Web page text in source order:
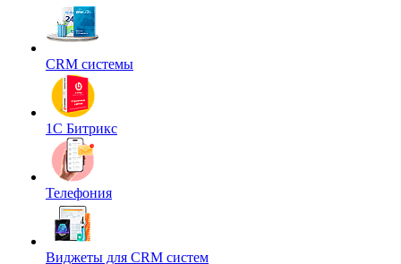
CRM системы
1С Битрикс
Телефония
Виджеты для CRM cистем